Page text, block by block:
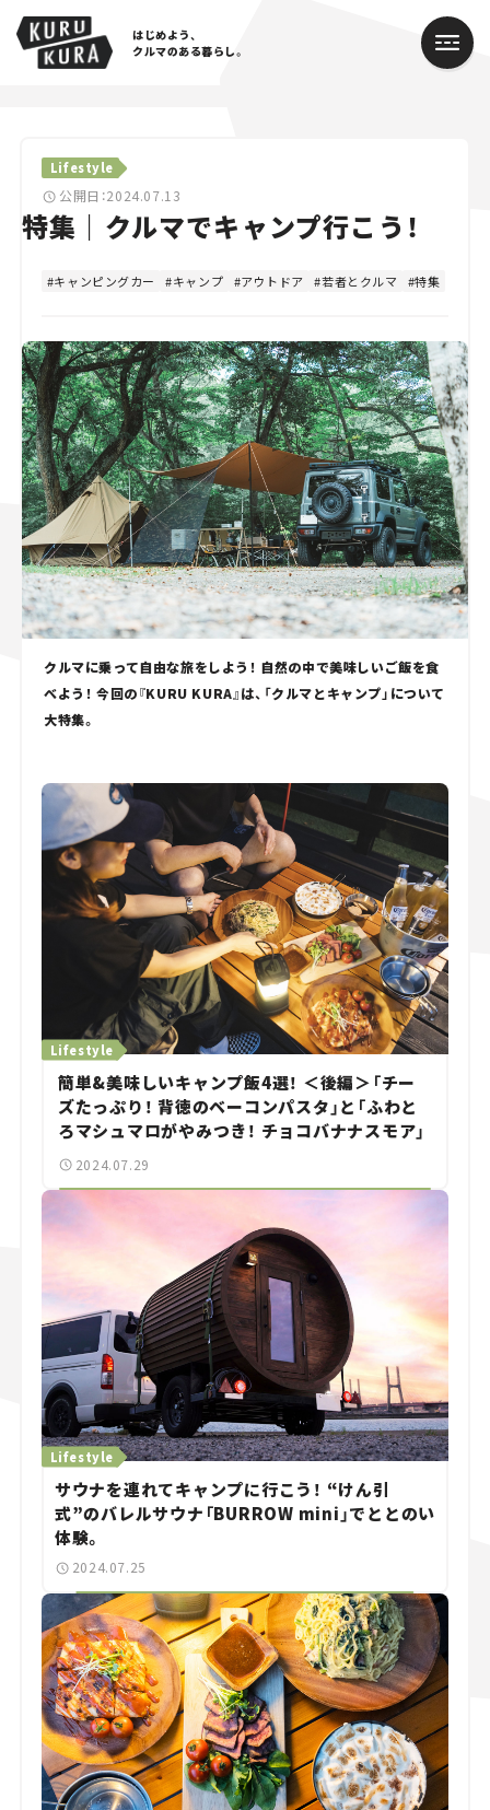
はじめよう、
クルマのある暮らし。
Lifestyle
公開日：2024.07.13
特集｜クルマでキャンプ行こう！
キャンピングカー キャンプ アウトドア 若者とクルマ 特集
クルマに乗って自由な旅をしよう！ 自然の中で美味しいご飯を食
べよう！ 今回の『KURU KURA』は、「クルマとキャンプ」について
大特集。
Lifestyle
簡単&美味しいキャンプ飯4選！ ＜後編＞「チー
ズたっぷり！ 背徳のベーコンパスタ」と「ふわと
ろマシュマロがやみつき！ チョコバナナスモア」
2024.07.29
Lifestyle
サウナを連れてキャンプに行こう！ “けん引
式”のバレルサウナ「BURROW mini」でととのい
体験。
2024.07.25
Cars
Lifestyle
Traffic
Special
Series
Campaign
人気のハッシュタグ
スズキ ジムニー｜Suzuki Jimny
スズキ｜Suzuki
マツダ｜Mazda
マツダ ロードスター｜Mazda Roadster